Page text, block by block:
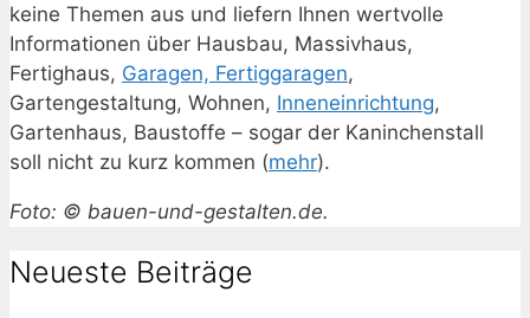
keine Themen aus und liefern Ihnen wertvolle
Informationen über Hausbau, Massivhaus,
Fertighaus, Garagen, Fertiggaragen,
Gartengestaltung, Wohnen, Inneneinrichtung,
Gartenhaus, Baustoffe – sogar der Kaninchenstall
soll nicht zu kurz kommen (mehr).
Foto: © bauen-und-gestalten.de.
Neueste Beiträge